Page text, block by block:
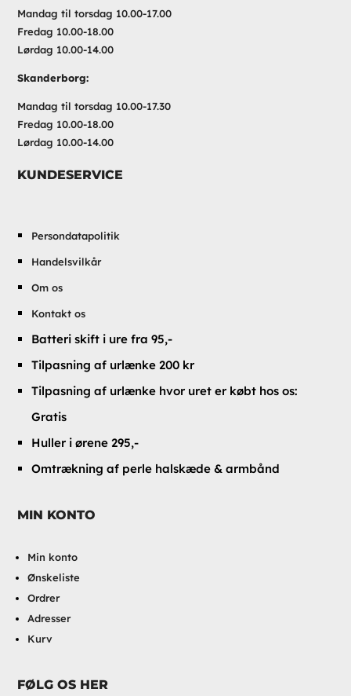
Mandag til torsdag 10.00-17.00
Fredag 10.00-18.00
Lørdag 10.00-14.00
Skanderborg:
Mandag til torsdag 10.00-17.30
Fredag 10.00-18.00
Lørdag 10.00-14.00
KUNDESERVICE
Persondatapolitik
Handelsvilkår
Om os
Kontakt os
Batteri skift i ure fra 95,-
Tilpasning af urlænke 200 kr
Tilpasning af urlænke hvor uret er købt hos os:
Gratis
Huller i ørene 295,-
Omtrækning af perle halskæde & armbånd
MIN KONTO
Min konto
Ønskeliste
Ordrer
Adresser
Kurv
FØLG OS HER